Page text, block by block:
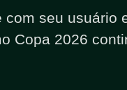
com seu usuário
Copa 2026